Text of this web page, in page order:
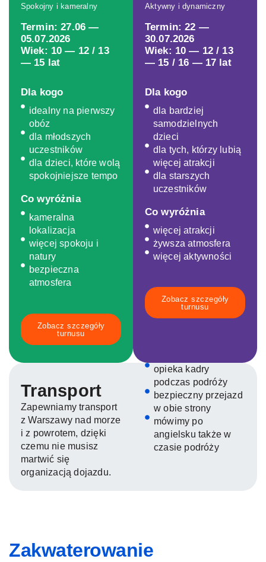
Spokojny i kameralny
Termin: 27.06 —
05.07.2026
Wiek: 10 — 12 / 13
— 15 lat
Dla kogo
idealny na pierwszy
obóz
dla młodszych
uczestników
dla dzieci, które wolą
spokojniejsze tempo
Co wyróżnia
kameralna
lokalizacja
więcej spokoju i
natury
bezpieczna
atmosfera
Zobacz szczegóły
turnusu
Aktywny i dynamiczny
Termin: 22 —
30.07.2026
Wiek: 10 — 12 / 13
— 15 / 16 — 17 lat
Dla kogo
dla bardziej
samodzielnych
dzieci
dla tych, którzy lubią
więcej atrakcji
dla starszych
uczestników
Co wyróżnia
więcej atrakcji
żywsza atmosfera
więcej aktywności
Zobacz szczegóły
turnusu
Transport
Zapewniamy transport
z Warszawy nad morze
i z powrotem, dzięki
czemu nie musisz
martwić się
organizacją dojazdu.
opieka kadry
podczas podróży
bezpieczny przejazd
w obie strony
mówimy po
angielsku także w
czasie podróży
Zakwaterowanie